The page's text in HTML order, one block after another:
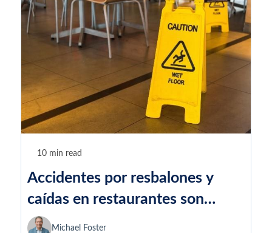
10 min read
Accidentes por resbalones y
caídas en restaurantes son
elegibles para reclamos de
Michael Foster